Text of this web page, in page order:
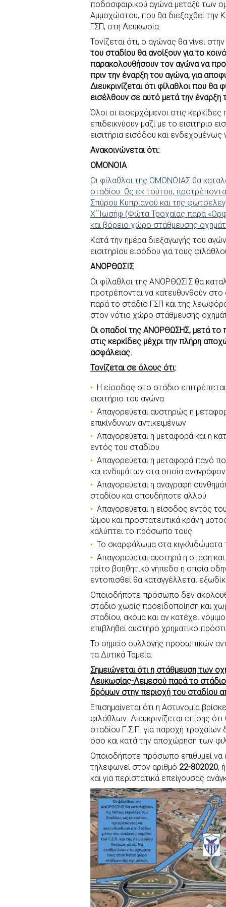
b
o
k
s
A
p
r
t
e
e
n
e
r
e
ποδοσφαιρικού αγώνα μεταξύ των
Αμμοχώστου, που θα διεξαχθεί την
ΓΣΠ, στη Λευκωσία.
Τονίζεται ότι, ο αγώνας θα γίνει
του σταδίου θα ανοίξουν για το
παρακολουθήσουν τον αγώνα να
πριν την έναρξη του αγώνα, για
Διευκρινίζεται ότι φίλαθλοι που
εισέλθουν σε αυτό μετά την έναρξη
Όλοι οι εισερχόμενοι στις
επιδεικνύουν μαζί με το εισιτήριο
εισιτήρια εισόδου και
Ανακοινώνεται ότι:
ΟΜΟΝΟΙΑ
Οι φίλαθλοι της ΟΜΟΝΟΙΑΣ θα
σταδίου. Ως εκ τούτου,
Σπύρου Κυπριανού και της
Χ΄΄Ιωσήφ (Φώτα Τροχαίας παρά
και βόρειο χώρο στάθμευσης
Κατά την ημέρα διεξαγωγής του
εισιτηρίου εισόδου για τους
ΑΝΟΡΘΩΣΙΣ
Οι φίλαθλοι της ΑΝΟΡΘΩΣΙΣ θα
προτρέπονται να κατευθυνθούν
παρά το στάδιο ΓΣΠ και της
στον νότιο χώρο στάθμευσης
Οι οπαδοί της ΑΝΟΡΘΩΣΗΣ, μετά το
στις κερκίδες μέχρι την πλήρη
ασφάλειας.
Τονίζεται σε όλους ότι:
Η είσοδος στο στάδιο
εισιτήριο του αγώνα
Απαγορεύεται αυστηρώς η
επικίνδυνων αντικειμένων
Απαγορεύεται η μεταφορά και η
εντός του σταδίου
Απαγορεύεται η μεταφορά πανό
και ενδυμάτων στα οποία
Απαγορεύεται η αναγραφή
σταδίου και οπουδήποτε αλλού
Απαγορεύεται η είσοδος εντός
ώμου και προστατευτικά κράνη
καλύπτει το πρόσωπο τους
Το σκαρφάλωμα στα κιγκλιδώματα
Απαγορεύεται αυστηρά η στάση
τρίτο βοηθητικό γήπεδο η οποία
εντοπισθεί θα καταγγέλλεται
Οποιοδήποτε πρόσωπο δεν
στάδιο χωρίς προειδοποίηση και
σταδίου, ακόμα και αν κατέχει
επιβληθεί αυστηρό χρηματικό
Το σημείο συλλογής προσωπικών
τα Δυτικά Ταμεία.
Σημειώνεται ότι η στάθμευση των
Λευκωσίας-Λεμεσού παρά το στάδιο
δρόμων στην περιοχή του σταδίου
Επισημαίνεται ότι η Αστυνομία
φιλάθλων. Διευκρινίζεται επίσης
σταδίου Γ.Σ.Π. για παροχή
όσο και κατά την αποχώρηση των
Οποιοδήποτε πρόσωπο επιθυμεί να
τηλεφωνεί στον αριθμό 22-802020,
και για περιστατικά επείγουσας